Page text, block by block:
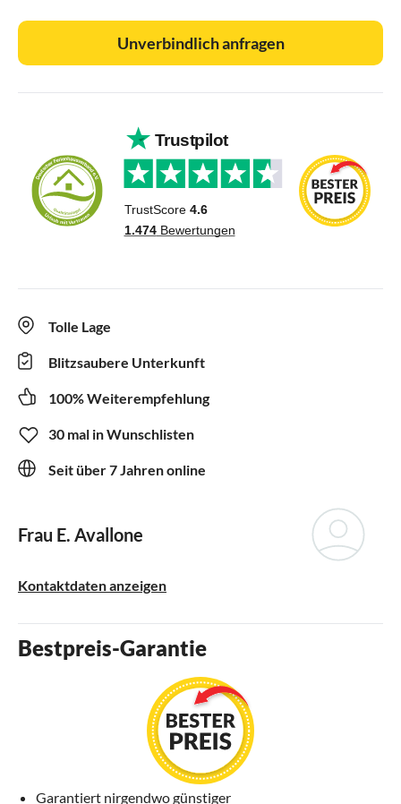
Unverbindlich anfragen
Tolle Lage
Blitzsaubere Unterkunft
100% Weiterempfehlung
30 mal in Wunschlisten
Seit über 7 Jahren online
Frau E. Avallone
Kontaktdaten anzeigen
Bestpreis-Garantie
Garantiert nirgendwo günstiger